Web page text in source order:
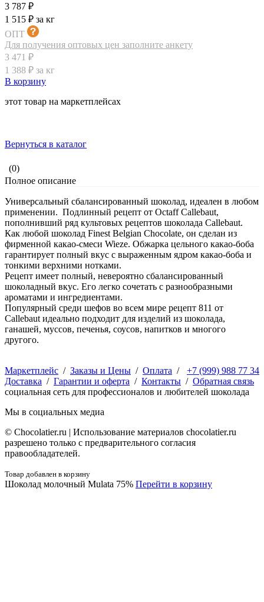
3 787 ₽
1 515 ₽ за кг
ОПТ
Для получения оптовых цен заполните анкету
3 471 ₽
1 388 ₽ за кг
В корзину
этот товар на маркетплейсах
Вернуться в каталог
(0)
Полное описание
Универсальный сбалансированный шоколад, идеален в любом
применении. Подлинный рецепт от Octaff Callebaut,
пополнивший ряд культовых рецептов шоколада Callebaut.
Как любой шоколад Finest Belgian Chocolate, он сделан из
фирменной какао-смеси Wieze. Обжарка цельного какао-боба
гарантирует полный вкус с выраженным ядром какао-боба и
тонкими верхними нотками.
Рецепт имеет полный, невероятно сбалансированный
шоколадный вкус. Его легко сочетать с разнообразными
ароматами и ингредиентами.
Популярный среди шефов во всем мире рецепт 811 от
Callebaut идеально подходит для изделий из шоколада,
ганашей, муссов, печенья, соусов, напитков и многого
другого.
+7 (999) 988 77 34
Маркетплейс / Заказы и Цены / Оплата /
Доставка / Гарантии и оферта / Контакты / Обратная связь
социальная сеть для профессионалов и любителей шоколада
Мы в социальных медиа
© Сhocolatier.ru | Использование материалов chocolatier.ru
разрешено только с предварительного согласия
правообладателей.
Товар добавлен в корзину
Шоколад молочный Mulata 75% Перейти в корзину